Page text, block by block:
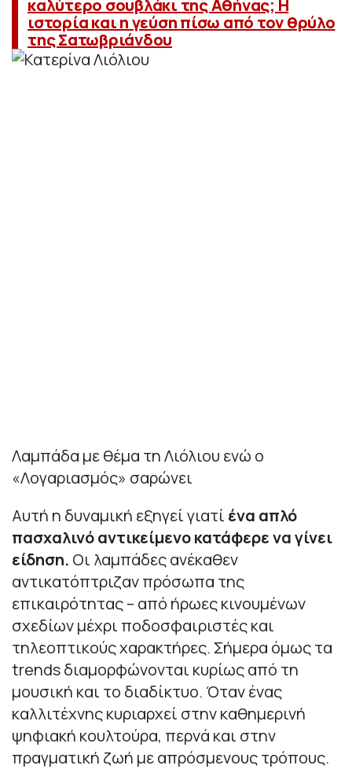
καλύτερο σουβλάκι της Αθήνας; Η
ιστορία και η γεύση πίσω από τον θρύλο
της Σατωβριάνδου
Λαμπάδα με θέμα τη Λιόλιου ενώ ο
«Λογαριασμός» σαρώνει
Αυτή η δυναμική εξηγεί γιατί ένα απλό
πασχαλινό αντικείμενο κατάφερε να γίνει
είδηση. Οι λαμπάδες ανέκαθεν
αντικατόπτριζαν πρόσωπα της
επικαιρότητας – από ήρωες κινουμένων
σχεδίων μέχρι ποδοσφαιριστές και
τηλεοπτικούς χαρακτήρες. Σήμερα όμως τα
trends διαμορφώνονται κυρίως από τη
μουσική και το διαδίκτυο. Όταν ένας
καλλιτέχνης κυριαρχεί στην καθημερινή
ψηφιακή κουλτούρα, περνά και στην
πραγματική ζωή με απρόσμενους τρόπους.